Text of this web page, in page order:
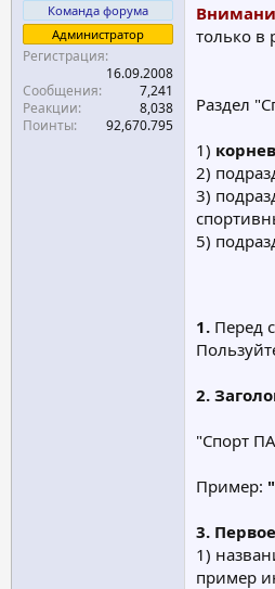
Команда форума
Администратор
Регистрация
16.09.2008
Сообщения
7,241
Реакции
8,038
Поинты
92,670.795
только в
Раздел
1)
2)
3)
5)
1. Перед
2.
"Спорт
Пример:
3.
1)
пример